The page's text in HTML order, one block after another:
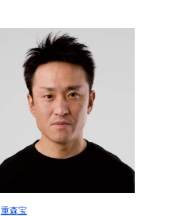
重森宝